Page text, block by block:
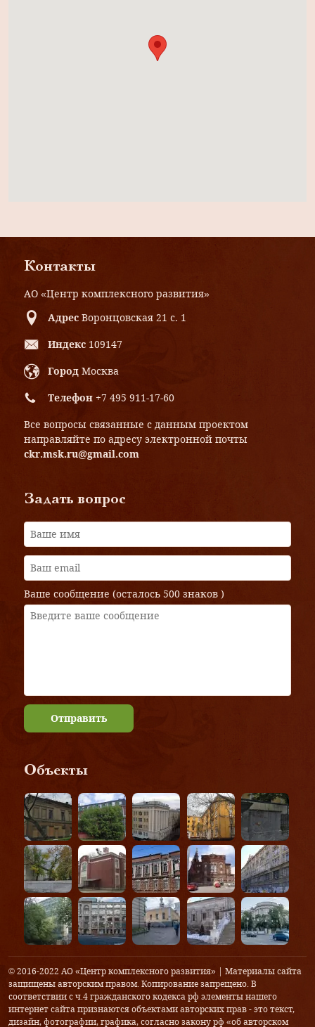
Контакты
АО «Центр комплексного развития»
Адрес Воронцовская 21 с. 1
Индекс 109147
Город Москва
Телефон +7 495 911-17-60
Все вопросы связанные с данным проектом
направляйте по адресу электронной почты
ckr.msk.ru@gmail.com
Задать вопрос
Ваше сообщение (осталось 500 знаков )
Отправить
Объекты
© 2016-2022 АО «Центр комплексного развития» | Материалы сайта
защищены авторским правом. Копирование запрещено. В
соответствии с ч.4 гражданского кодекса рф элементы нашего
интернет сайта признаются объектами авторских прав - это текст,
дизайн, фотографии, графика, согласно закону рф «об авторском